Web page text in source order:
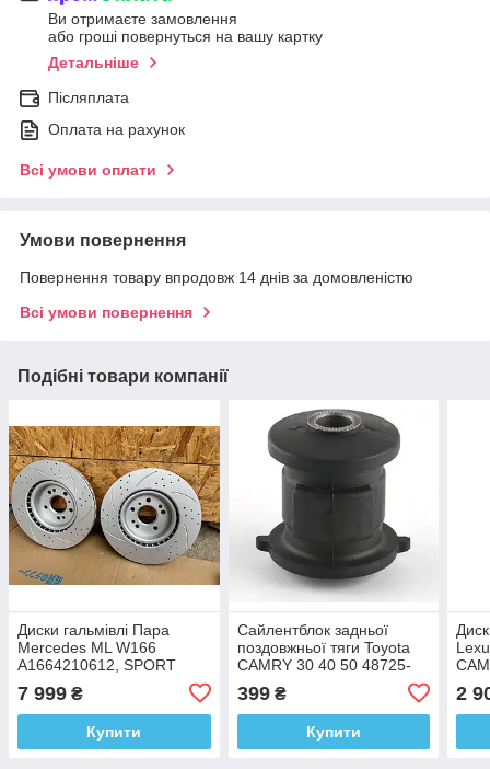
Ви отримаєте замовлення
або гроші повернуться на вашу картку
Детальніше
Післяплата
Оплата на рахунок
Всі умови оплати
Умови повернення
Повернення товару впродовж 14 днів за домовленістю
Всі умови повернення
Подібні товари компанії
Диски гальмівлі Пара
Mercedes ML W166
A1664210612, SPORT
версія насічка перфорація
7 999 ₴
Купити
Сайлентблок задньої
поздовжньої тяги Toyota
CAMRY 30 40 50 48725-
399₴
Купити
2